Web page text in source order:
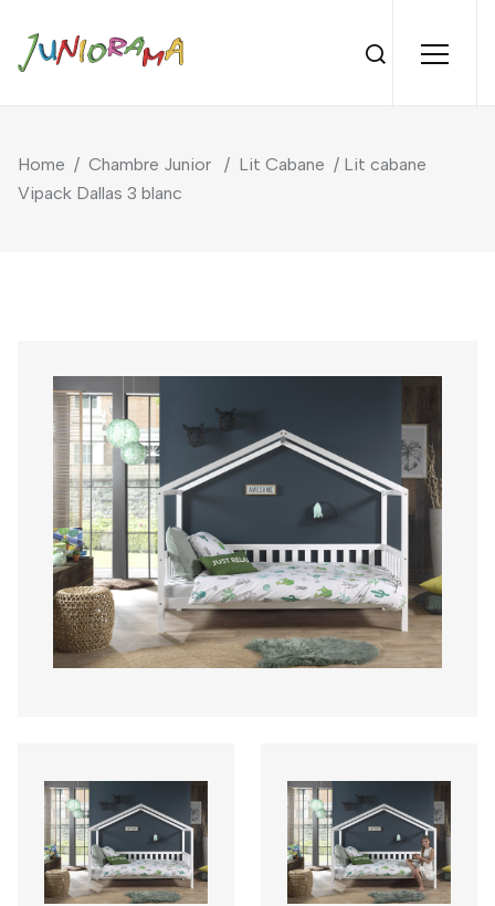
Home / Chambre Junior / Lit Cabane / Lit cabane
Vipack Dallas 3 blanc